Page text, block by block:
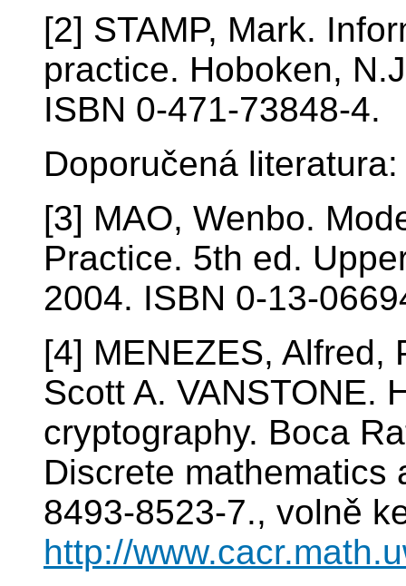
[2] STAMP, Mark.
practice. Hoboken,
ISBN 0-471-73848-4.
Doporučená literatura:
[3] MAO, Wenbo.
Practice. 5th ed.
2004. ISBN 0-13-
[4] MENEZES, Alfred,
Scott A. VANSTONE.
cryptography. Boca
Discrete mathematics
8493-8523-7., volně
http://